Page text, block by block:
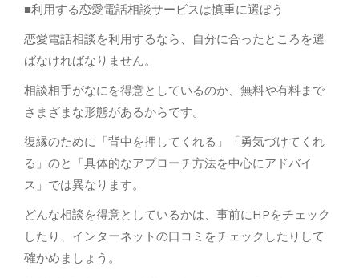
■利用する恋愛電話相談サービスは慎重に選ぼう
恋愛電話相談を利用するなら、自分に合ったところを選
ばなければなりません。
相談相手がなにを得意としているのか、無料や有料まで
さまざまな形態があるからです。
復縁のために「背中を押してくれる」「勇気づけてくれ
る」のと「具体的なアプローチ方法を中心にアドバイ
ス」では異なります。
どんな相談を得意としているかは、事前にHPをチェック
したり、インターネットの口コミをチェックしたりして
確かめましょう。